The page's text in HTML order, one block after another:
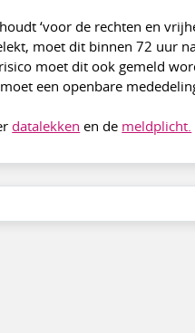
‘voor de rechten en
moet dit binnen 72 uur
moet dit ook gemeld
een openbare
datalekken en de meldplicht.